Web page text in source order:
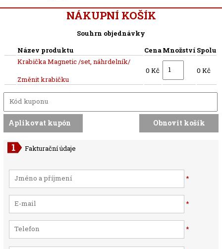
NÁKUPNÍ KOŠÍK
Souhrn objednávky
Název produktu
CenaMnožství Spolu
Krabička Magnetic /set, náhrdelník/
Změnit krabičku
0 Kč 0 Kč
Fakturační údaje
*
*
*